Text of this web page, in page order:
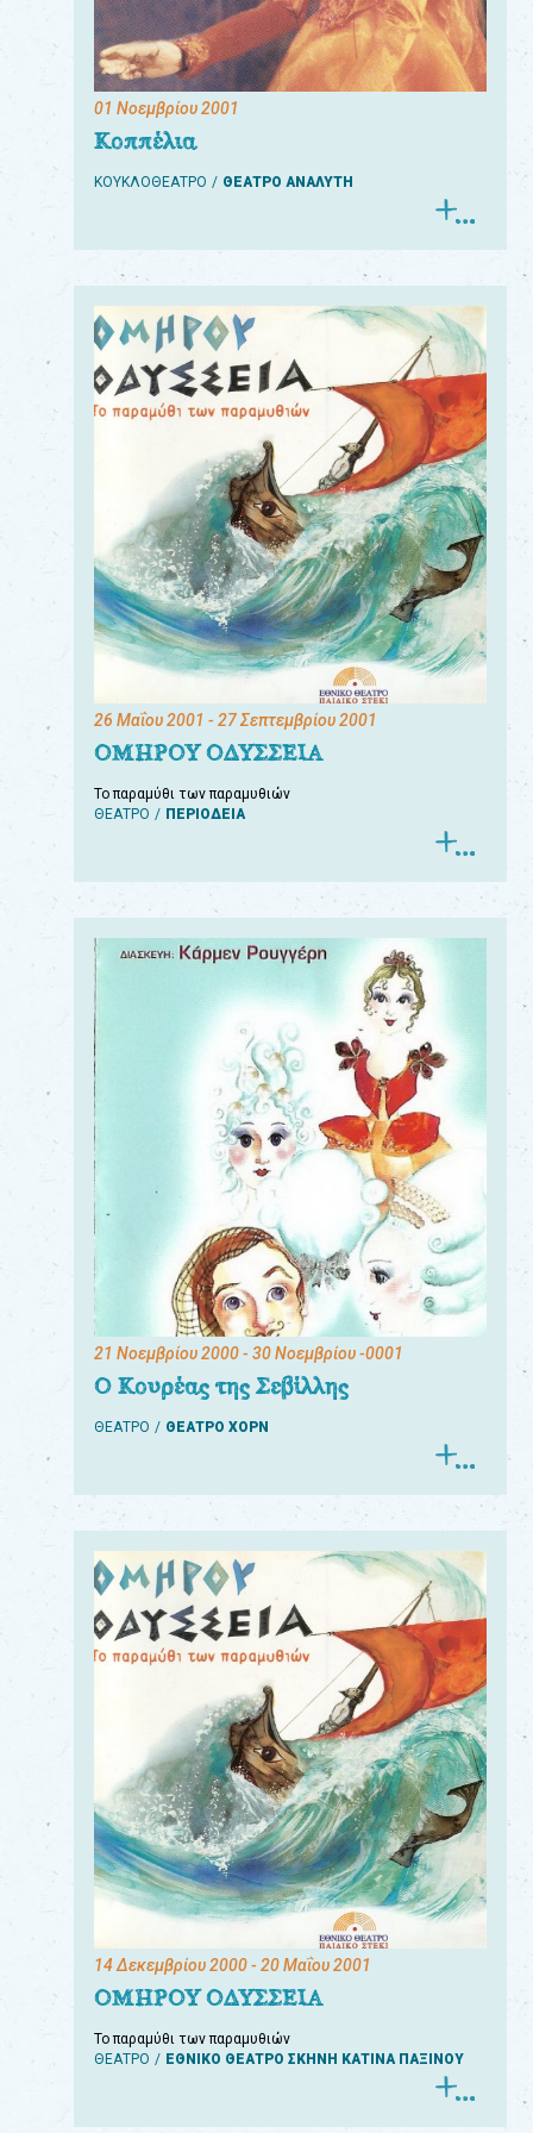
01 Νοεμβρίου 2001
Κοππέλια
ΚΟΥΚΛΟΘΕΑΤΡΟ ΘΕΑΤΡΟ ΑΝΑΛΥΤΗ
26 Μαΐου 2001 - 27 Σεπτεμβρίου 2001
ΟΜΗΡΟΥ ΟΔΥΣΣΕΙΑ
Το παραμύθι των παραμυθιών
ΘΕΑΤΡΟ
ΠΕΡΙΟΔΕΙΑ
21 Νοεμβρίου 2000- 30 Νοεμβρίου -0001
Ο Κουρέας της Σεβίλλης
ΘΕΑΤΡΟ ΘΕΑΤΡΟ ΧΟΡΝ
14 Δεκεμβρίου 2000- 20 Μαΐου 2001
ΟΜΗΡΟΥ ΟΔΥΣΣΕΙΑ
Το παραμύθι των παραμυθιών
ΘΕΑΤΡΟ
ΕΘΝΙΚΟ ΘΕΑΤΡΟ ΣΚΗΝΗ ΚΑΤΙΝΑ ΠΑΞΙΝΟΥ
συλλόγους
παραγωγούς
συνεργάτες